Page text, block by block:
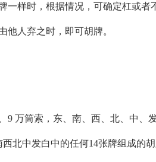
样时，根据情况，可确定杠或者
他人弃之时，即可胡牌。
9 万筒索，东、南、西、北、中、
北中发白中的任何14张牌组成的胡